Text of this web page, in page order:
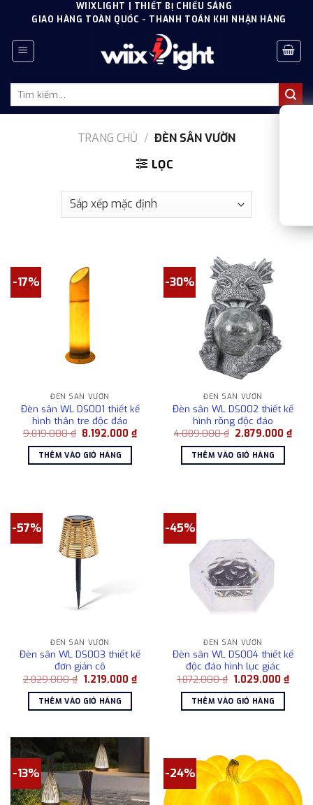
content
WIIXLIGHT | THIẾT BỊ CHIẾU SÁNG
GIAO HÀNG TOÀN QUỐC - THANH TOÁN KHI NHẬN HÀNG
Tìm
TRANG CHỦ / ĐÈN SÂN VƯỜN
LỌC
-17%
ĐÈN SÂN VƯỜN
Đèn sân WL DS001 thiết kế
hình thân tre độc đáo
9.819.000₫ Giá
là:
9.819.000 ₫.
8.192.000₫Giá
hiện
8.192.000 ₫.
THÊM VÀO GIỎ HÀNG
-30%
ĐÈN SÂN VƯỜN
Đèn sân WL DS002 thiết kế
hình rồng độc đáo
4.089.000₫ Giá
là:
4.089.000 ₫.
2.879.000₫Giá
hiện
THÊM VÀO GIỎ HÀNG
-57%
ĐÈN SÂN VƯỜN
Đèn sân WL DS003 thiết kế
đơn giản cô
2.829.000₫ Giá
là:
2.829.000 ₫.
1.219.000₫Giá
hiện
1.219.000 ₫.
THÊM VÀO GIỎ HÀNG
-45%
ĐÈN SÂN VƯỜN
Đèn sân WL DS004 thiết kế
độc đáo hình lục giác
1.872.000₫ Giá
là:
1.872.000 ₫.
1.029.000₫Giá
hiện
THÊM VÀO GIỎ HÀNG
-13% -24%